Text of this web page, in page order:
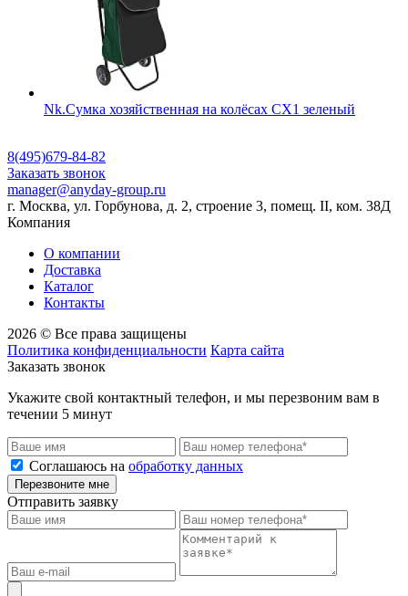
Nk.Сумка хозяйственная на колёсах СХ1 зеленый
8(495)679-84-82
Заказать звонок
manager@anyday-group.ru
г. Москва, ул. Горбунова, д. 2, строение 3, помещ. II, ком. 38Д
Компания
О компании
Доставка
Каталог
Контакты
2026 © Все права защищены
Политика конфиденциальности Карта сайта
Заказать звонок
Укажите свой контактный телефон, и мы перезвоним вам в
течении 5 минут
Соглашаюсь на обработку данных
Перезвоните мне
Отправить заявку